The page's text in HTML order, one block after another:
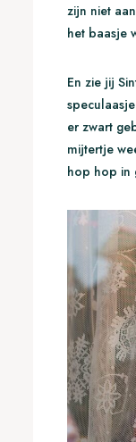
zijn niet
het baasje
En zie jij
er zwart
mijtertje
hop hop in